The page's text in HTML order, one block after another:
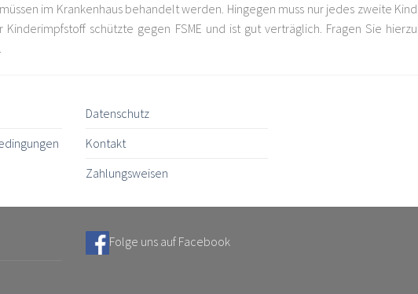
im Krankenhaus behandelt werden. Hingegen muss nur jedes zweite Kind
Kinderimpfstoff schützte gegen FSME und ist gut verträglich. Fragen Sie hierzu
Datenschutz
Kontakt
Zahlungsweisen
Folge uns auf Facebook